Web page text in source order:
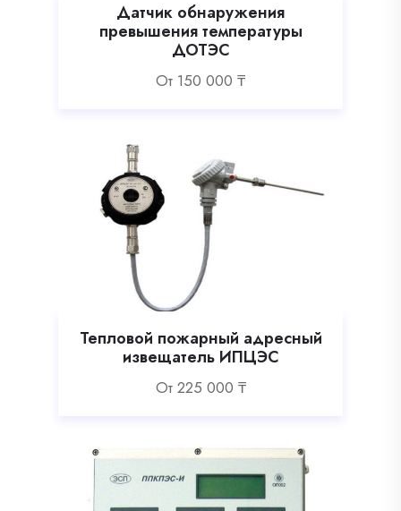
Датчик обнаружения
превышения температуры
ДОТЭС
Oт 150 000 ₸
Тепловой пожарный адресный
извещатель ИПЦЭС
Oт 225 000 ₸